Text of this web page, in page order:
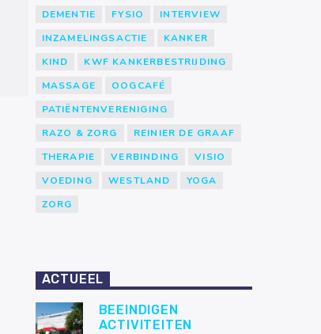
DEMENTIE
FYSIO
INTERVIEW
INZAMELINGSACTIE
KANKER
KIND
KWF KANKERBESTRIJDING
MASSAGE
OOGCAFÉ
PATIËNTENVERENIGING
RAZO & ZORG
REINIER DE GRAAF
THERAPIE
VERBINDING
VISIO
VOEDING
WESTLAND
YOGA
ZORG
ACTUEEL
BEEINDIGEN
ACTIVITEITEN